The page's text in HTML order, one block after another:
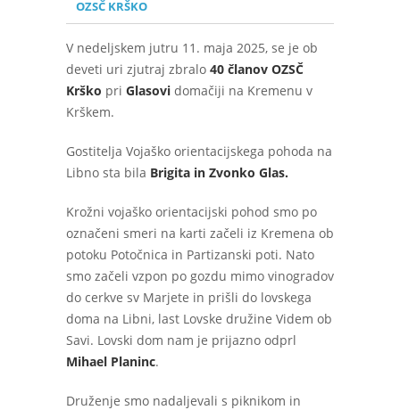
OZSČ KRŠKO
V nedeljskem jutru 11. maja 2025, se je ob
deveti uri zjutraj zbralo 40 članov OZSČ
Krško pri Glasovi domačiji na Kremenu v
Krškem.
Gostitelja Vojaško orientacijskega pohoda na
Libno sta bila Brigita in Zvonko Glas.
Krožni vojaško orientacijski pohod smo po
označeni smeri na karti začeli iz Kremena ob
potoku Potočnica in Partizanski poti. Nato
smo začeli vzpon po gozdu mimo vinogradov
do cerkve sv Marjete in prišli do lovskega
doma na Libni, last Lovske družine Videm ob
Savi. Lovski dom nam je prijazno odprl
Mihael Planinc.
Druženje smo nadaljevali s piknikom in